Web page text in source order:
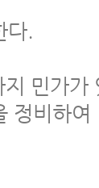
다.
민가
정비하